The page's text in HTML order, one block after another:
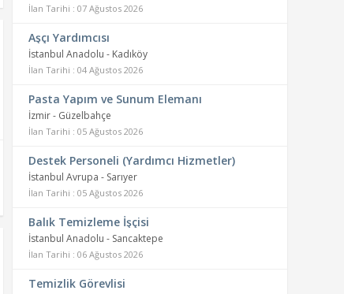
İlan Tarihi : 07 Ağustos 2026
Aşçı Yardımcısı
İstanbul Anadolu - Kadıköy
İlan Tarihi : 04 Ağustos 2026
Pasta Yapım ve Sunum Elemanı
İzmir - Güzelbahçe
İlan Tarihi : 05 Ağustos 2026
Destek Personeli (Yardımcı Hizmetler)
İstanbul Avrupa - Sarıyer
İlan Tarihi : 05 Ağustos 2026
Balık Temizleme İşçisi
İstanbul Anadolu - Sancaktepe
İlan Tarihi : 06 Ağustos 2026
Temizlik Görevlisi